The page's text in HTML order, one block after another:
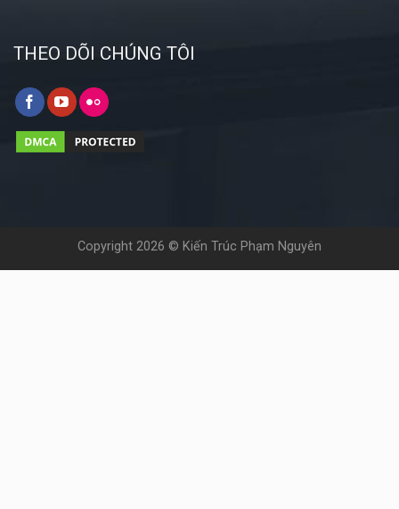
THEO DÕI CHÚNG TÔI
Copyright 2026 © Kiến Trúc Phạm Nguyên